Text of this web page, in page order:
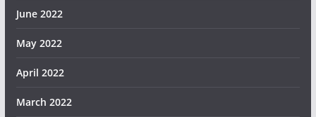
June 2022
May 2022
April 2022
March 2022